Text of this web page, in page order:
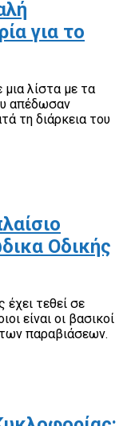
για το
λίστα με τα
απέδωσαν
τη διάρκεια του
Οδικής
τεθεί σε
είναι οι βασικοί
παραβιάσεων.